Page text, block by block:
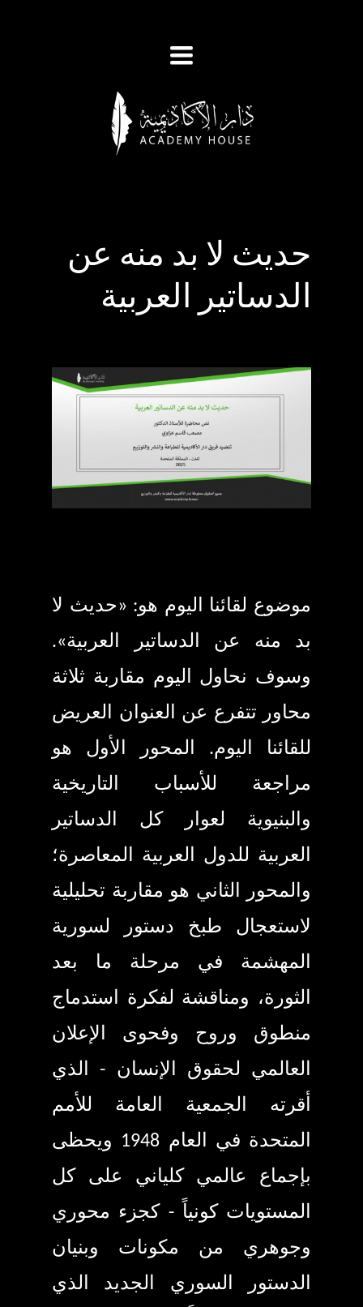
Toggle
navigation
حديث لا بد منه عن
الدساتير العربية
موضوع لقائنا اليوم هو: «حديث لا
بد منه عن الدساتير العربية».
وسوف نحاول اليوم مقاربة ثلاثة
محاور تتفرع عن العنوان العريض
للقائنا اليوم. المحور الأول هو
مراجعة للأسباب التاريخية
والبنيوية لعوار كل الدساتير
العربية للدول العربية المعاصرة؛
والمحور الثاني هو مقاربة تحليلية
لاستعجال طبخ دستور لسورية
المهشمة في مرحلة ما بعد
الثورة، ومناقشة لفكرة استدماج
منطوق وروح وفحوى الإعلان
العالمي لحقوق الإنسان
-
الذي
أقرته الجمعية العامة للأمم
المتحدة في العام 1948 ويحظى
بإجماع عالمي كلياني على كل
المستويات كونياً - كجزء محوري
وجوهري من مكونات وبنيان
الدستور السوري الجديد الذي